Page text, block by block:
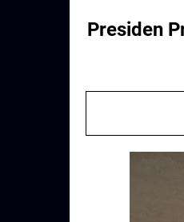
Presiden